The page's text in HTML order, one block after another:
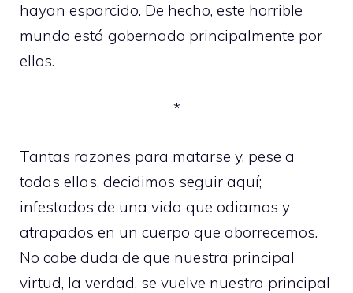
hayan esparcido. De hecho, este horrible
mundo está gobernado principalmente por
ellos.
*
Tantas razones para matarse y, pese a
todas ellas, decidimos seguir aquí;
infestados de una vida que odiamos y
atrapados en un cuerpo que aborrecemos.
No cabe duda de que nuestra principal
virtud, la verdad, se vuelve nuestra principal